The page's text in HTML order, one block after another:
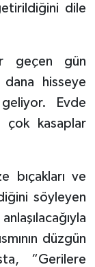
dile
geçen gün
dana hisseye
Evde
çok kasaplar
bıçakları ve
söyleyen
düzgün
“Gerilere